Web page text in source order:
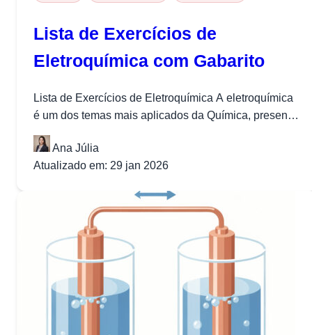
Lista de Exercícios de
Eletroquímica com Gabarito
Lista de Exercícios de Eletroquímica A eletroquímica
é um dos temas mais aplicados da Química, presente
em tecnologias que usamos...
Ana Júlia
Atualizado em: 29 jan 2026